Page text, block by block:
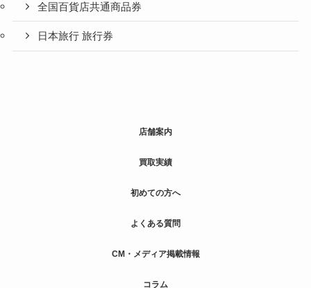
全国百貨店共通商品券
日本旅行 旅行券
店舗案内
買取実績
初めての方へ
よくある質問
CM・メディア掲載情報
コラム